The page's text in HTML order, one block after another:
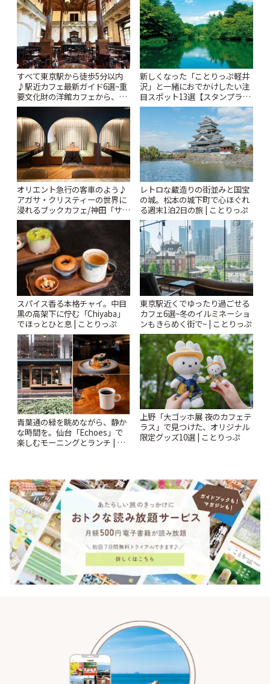
すべて東京駅から徒歩5分以内
♪駅近カフェ最新ガイド6選~重
要文化財の洋館カフェから、改
札すぐのレトロ喫茶まで~ | こと
りっぷ
新しくなった「ことりっぷ軽井
沢」と一緒におでかけしたい注
目スポット13選【スタンプラリ
ー開催中】 | ことりっぷ
オリエント急行の客車のよう♪
アガサ・クリスティーの世界に
浸れるブックカフェ/神田「サロ
ンクリスティ」 | ことりっぷ
レトロな蔵造りの街並みと国宝
の城。松本の城下町で心ほぐれ
る週末1泊2日の旅 | ことりっぷ
スパイス香る本格チャイ。中目
黒の高架下に佇む「Chiyaba」
でほっとひと息 | ことりっぷ
東京駅近くでゆったり過ごせる
カフェ6選~冬のイルミネーショ
ンもきらめく街で~ | ことりっぷ
青葉通の緑を眺めながら、静か
な時間を。仙台「Echoes」で
楽しむモーニングとランチ | こ
上野「大ゴッホ展 夜のカフェテ
ラス」で見つけた、オリジナル
限定グッズ10選 | ことりっぷ